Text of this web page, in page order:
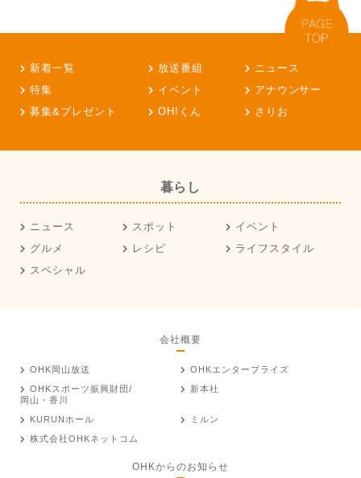
新着一覧 放送番組
ニュース
特集
イベント
アナウンサー
募集&プレゼント
OH!くん さりお
暮らし
ニュース スポット
イベント
グルメ
レシピ
ライフスタイル
スペシャル
会社概要
OHK岡山放送
OHKエンタープライズ
OHKスポーツ振興財団/
岡山・香川
新本社
KURUNホール
ミルン
株式会社OHKネットコム
OHKからのお知らせ